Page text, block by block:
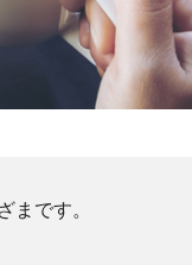
まです。